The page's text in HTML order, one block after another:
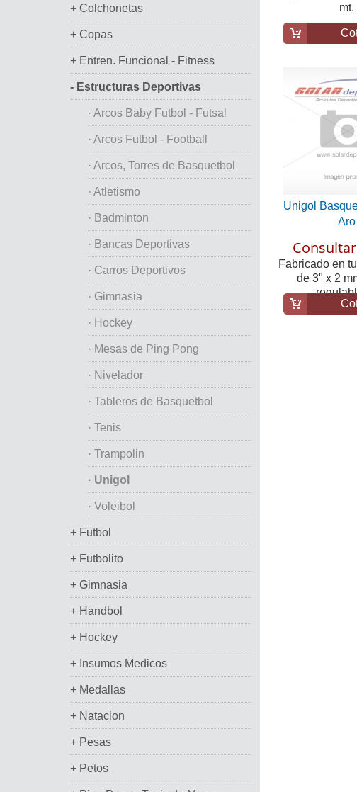
+ Colchonetas
+ Copas
+ Entren. Funcional - Fitness
- Estructuras Deportivas
· Arcos Baby Futbol - Futsal
· Arcos Futbol - Football
· Arcos, Torres de Basquetbol
· Atletismo
· Badminton
· Bancas Deportivas
· Carros Deportivos
· Gimnasia
· Hockey
· Mesas de Ping Pong
· Nivelador
· Tableros de Basquetbol
· Tenis
· Trampolin
· Unigol
· Voleibol
+ Futbol
+ Futbolito
+ Gimnasia
+ Handbol
+ Hockey
+ Insumos Medicos
+ Medallas
+ Natacion
+ Pesas
+ Petos
mt.
Unigol
Aro
Fabricado en
de 3" x 2